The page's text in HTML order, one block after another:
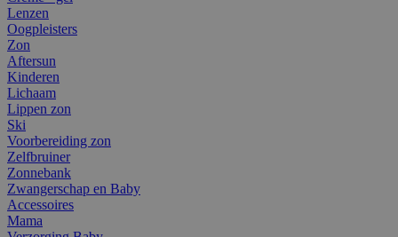
Lenzen
Oogpleisters
Zon
Aftersun
Kinderen
Lichaam
Lippen zon
Ski
Voorbereiding zon
Zelfbruiner
Zonnebank
Zwangerschap en Baby
Accessoires
Mama